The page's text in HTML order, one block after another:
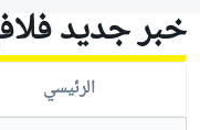
خبر جديد
الرئيسي